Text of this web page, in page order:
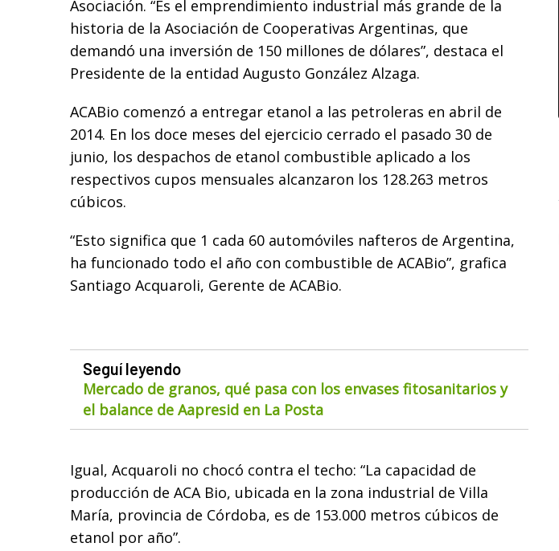
Asociación. “Es el emprendimiento industrial más grande de la
historia de la Asociación de Cooperativas Argentinas, que
demandó una inversión de 150 millones de dólares”, destaca el
Presidente de la entidad Augusto González Alzaga.
ACABio comenzó a entregar etanol a las petroleras en abril de
2014. En los doce meses del ejercicio cerrado el pasado 30 de
junio, los despachos de etanol combustible aplicado a los
respectivos cupos mensuales alcanzaron los 128.263 metros
cúbicos.
“Esto significa que 1 cada 60 automóviles nafteros de Argentina,
ha funcionado todo el año con combustible de ACABio”, grafica
Santiago Acquaroli, Gerente de ACABio.
Seguí leyendo
Mercado de granos, qué pasa con los envases fitosanitarios y
el balance de Aapresid en La Posta
Igual, Acquaroli no chocó contra el techo: “La capacidad de
producción de ACA Bio, ubicada en la zona industrial de Villa
María, provincia de Córdoba, es de 153.000 metros cúbicos de
etanol por año”.